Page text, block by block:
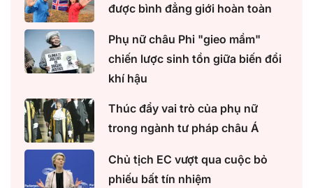
được bình đẳng giới hoàn toàn
Phụ nữ châu Phi "gieo mầm"
chiến lược sinh tồn giữa biến đổi
khí hậu
Thúc đẩy vai trò của phụ nữ
trong ngành tư pháp châu Á
Chủ tịch EC vượt qua cuộc bỏ
phiếu bất tín nhiệm